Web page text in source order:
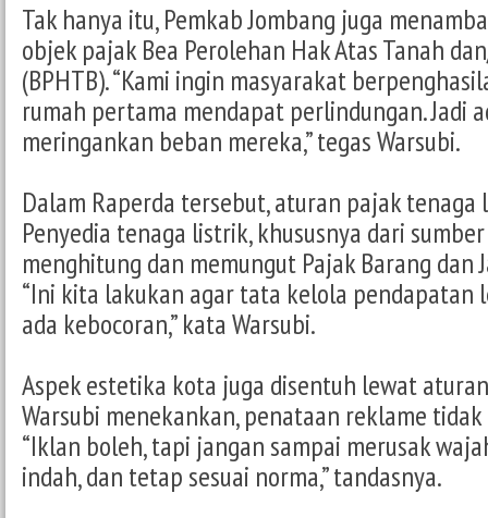
Tak hanya itu, Pemkab Jombang juga
objek pajak Bea Perolehan Hak Atas Tanah
(BPHTB). “Kami ingin masyarakat
rumah pertama mendapat perlindungan. Jadi
meringankan beban mereka,” tegas Warsubi.
Dalam Raperda tersebut, aturan pajak
Penyedia tenaga listrik, khususnya dari
menghitung dan memungut Pajak Barang dan
“Ini kita lakukan agar tata kelola pendapatan
ada kebocoran,” kata Warsubi.
Aspek estetika kota juga disentuh lewat
Warsubi menekankan, penataan reklame
“Iklan boleh, tapi jangan sampai merusak
indah, dan tetap sesuai norma,” tandasnya.